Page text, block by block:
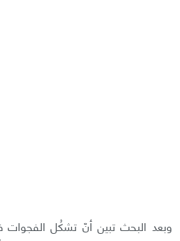
وبعد البحث تبين أنّ تشكُل